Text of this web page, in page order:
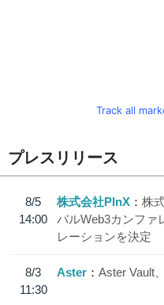
Track all
プレスリリース
8/5
14:00
株式会社PlnX
株
バルWeb3カンファ
レーションを決定
8/3
11:30
Aster Aster Vault